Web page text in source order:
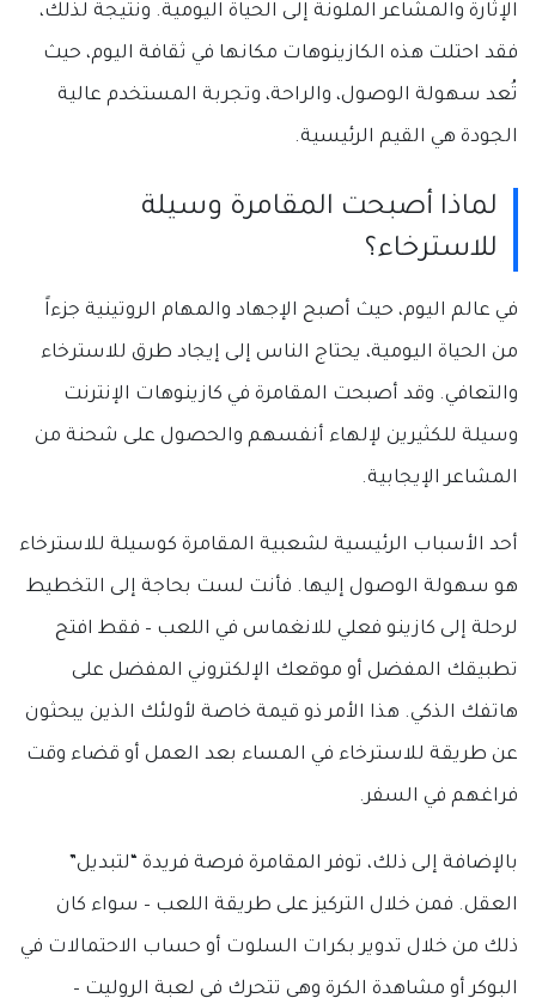
الإثارة والمشاعر الملونة إلى الحياة اليومية. ونتيجة لذلك،
فقد احتلت هذه الكازينوهات مكانها في ثقافة اليوم، حيث
تُعد سهولة الوصول، والراحة، وتجربة المستخدم عالية
الجودة هي القيم الرئيسية.
لماذا أصبحت المقامرة وسيلة
للاسترخاء؟
في عالم اليوم، حيث أصبح الإجهاد والمهام الروتينية جزءاً
من الحياة اليومية، يحتاج الناس إلى إيجاد طرق للاسترخاء
والتعافي. وقد أصبحت المقامرة في كازينوهات الإنترنت
وسيلة للكثيرين لإلهاء أنفسهم والحصول على شحنة من
المشاعر الإيجابية.
أحد الأسباب الرئيسية لشعبية المقامرة كوسيلة للاسترخاء
هو سهولة الوصول إليها. فأنت لست بحاجة إلى التخطيط
لرحلة إلى كازينو فعلي للانغماس في اللعب – فقط افتح
تطبيقك المفضل أو موقعك الإلكتروني المفضل على
هاتفك الذكي. هذا الأمر ذو قيمة خاصة لأولئك الذين يبحثون
عن طريقة للاسترخاء في المساء بعد العمل أو قضاء وقت
فراغهم في السفر.
بالإضافة إلى ذلك، توفر المقامرة فرصة فريدة “لتبديل”
العقل. فمن خلال التركيز على طريقة اللعب – سواء كان
ذلك من خلال تدوير بكرات السلوت أو حساب الاحتمالات في
البوكر أو مشاهدة الكرة وهي تتحرك في لعبة الروليت –